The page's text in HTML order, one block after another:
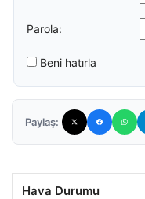
Parola:
Beni hatırla
Paylaş:
Hava Durumu